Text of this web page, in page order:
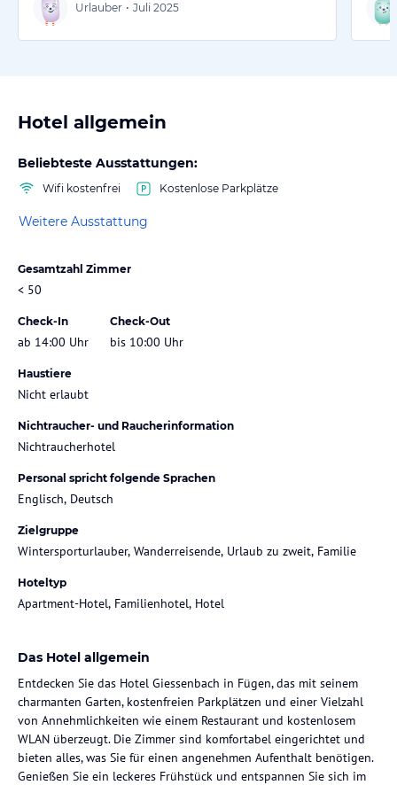
Urlauber • Juli 2025
Hotel allgemein
Beliebteste Ausstattungen:
Wifi kostenfrei Kostenlose Parkplätze
Weitere Ausstattung
Gesamtzahl Zimmer
< 50
Check-In
ab 14:00 Uhr
Check-Out
bis 10:00 Uhr
Haustiere
Nicht erlaubt
Nichtraucher- und Raucherinformation
Nichtraucherhotel
Personal spricht folgende Sprachen
Englisch, Deutsch
Zielgruppe
Wintersporturlauber, Wanderreisende, Urlaub zu zweit, Familie
Hoteltyp
Apartment-Hotel, Familienhotel, Hotel
Das Hotel allgemein
Entdecken Sie das Hotel Giessenbach in Fügen, das mit seinem
charmanten Garten, kostenfreien Parkplätzen und einer Vielzahl
von Annehmlichkeiten wie einem Restaurant und kostenlosem
WLAN überzeugt. Die Zimmer sind komfortabel eingerichtet und
bieten alles, was Sie für einen angenehmen Aufenthalt benötigen.
Genießen Sie ein leckeres Frühstück und entspannen Sie sich im